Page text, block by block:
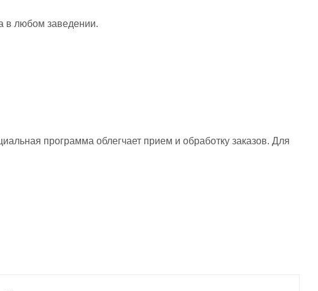
в любом заведении.
программа облегчает прием и обработку заказов. Для